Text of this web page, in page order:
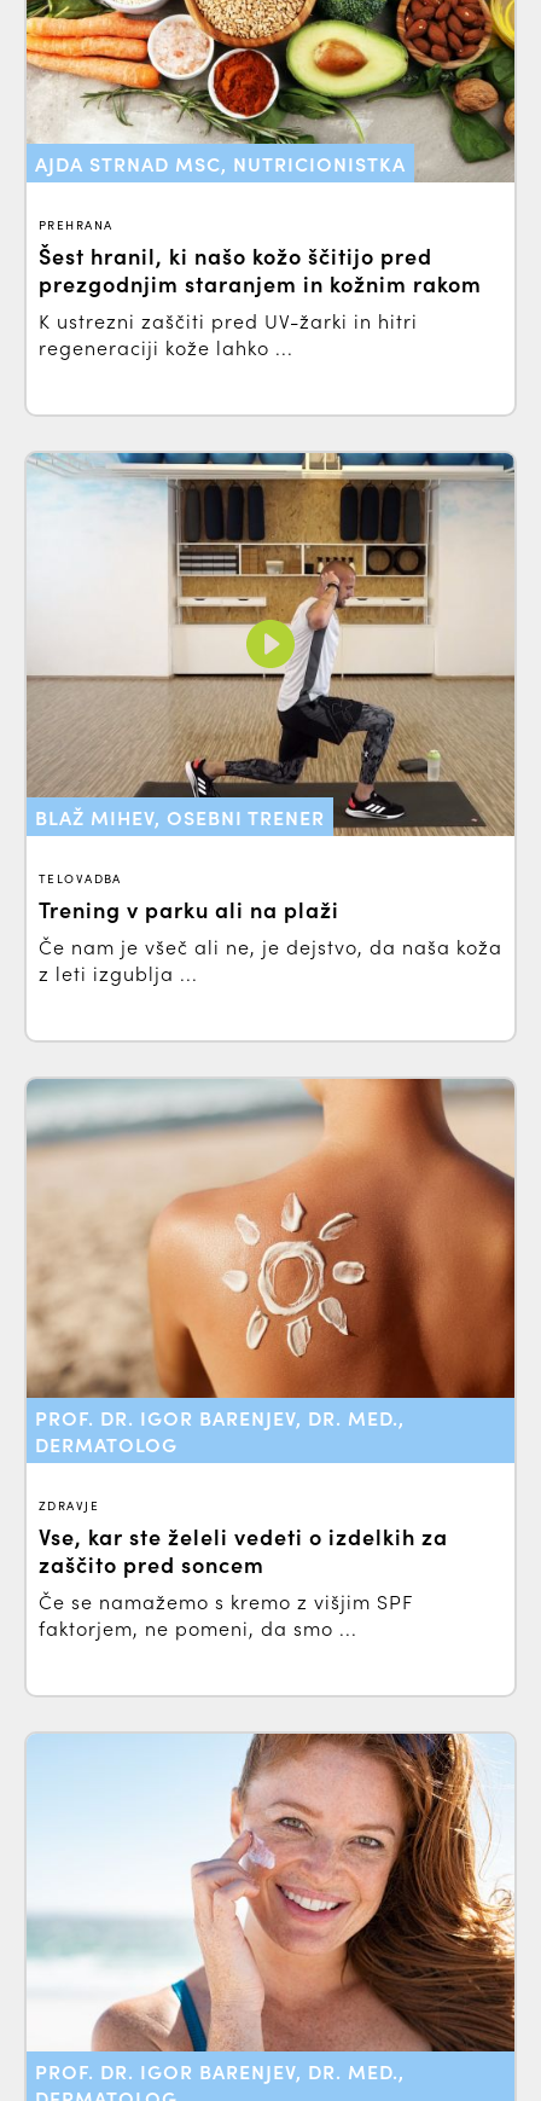
AJDA STRNAD MSC, NUTRICIONISTKA
PREHRANA
Šest hranil, ki našo kožo ščitijo pred
prezgodnjim staranjem in kožnim rakom
K ustrezni zaščiti pred UV-žarki in hitri
regeneraciji kože lahko ...
BLAŽ MIHEV, OSEBNI TRENER
TELOVADBA
Trening v parku ali na plaži
Če nam je všeč ali ne, je dejstvo, da naša koža
z leti izgublja ...
PROF. DR. IGOR BARENJEV, DR. MED.,
DERMATOLOG
ZDRAVJE
Vse, kar ste želeli vedeti o izdelkih za
zaščito pred soncem
Če se namažemo s kremo z višjim SPF
faktorjem, ne pomeni, da smo ...
PROF. DR. IGOR BARENJEV, DR. MED.,